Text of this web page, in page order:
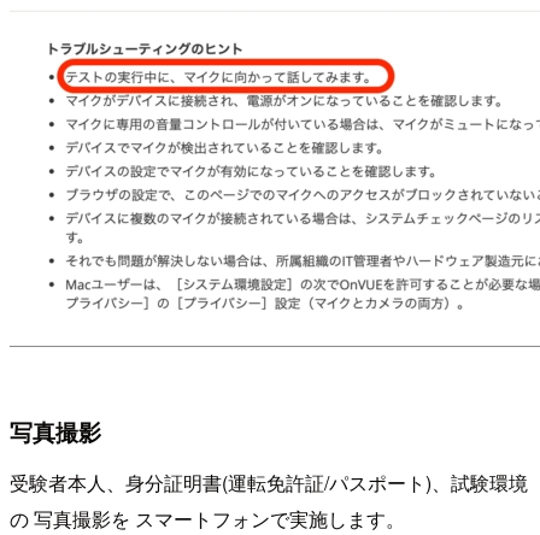
写真撮影
受験者本人、身分証明書(運転免許証/パスポート)、試験環境
の 写真撮影を スマートフォンで実施します。